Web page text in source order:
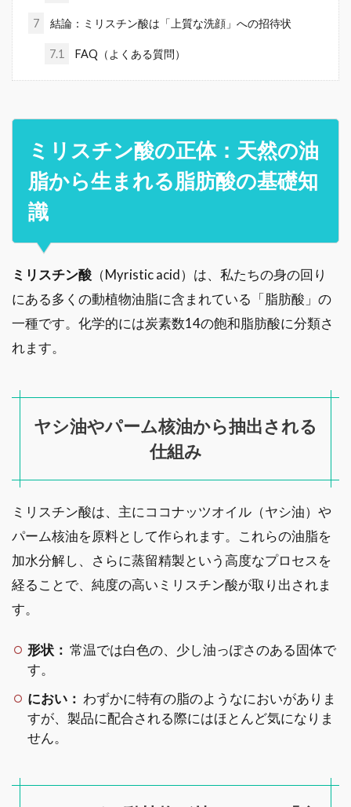
7 結論：ミリスチン酸は「上質な洗顔」への招待状
7.1 FAQ（よくある質問）
ミリスチン酸の正体：天然の油
脂から生まれる脂肪酸の基礎知
識
ミリスチン酸 （Myristic acid）は、私たちの身の回り
にある多くの動植物油脂に含まれている「脂肪酸」の
一種です。化学的には炭素数14の飽和脂肪酸に分類さ
れます。
ヤシ油やパーム核油から抽出される
仕組み
ミリスチン酸は、主にココナッツオイル（ヤシ油）や
パーム核油を原料として作られます。これらの油脂を
加水分解し、さらに蒸留精製という高度なプロセスを
経ることで、純度の高いミリスチン酸が取り出されま
す。
形状： 常温では白色の、少し油っぽさのある固体で
す。
におい： わずかに特有の脂のようなにおいがありま
すが、製品に配合される際にはほとんど気になりま
せん。